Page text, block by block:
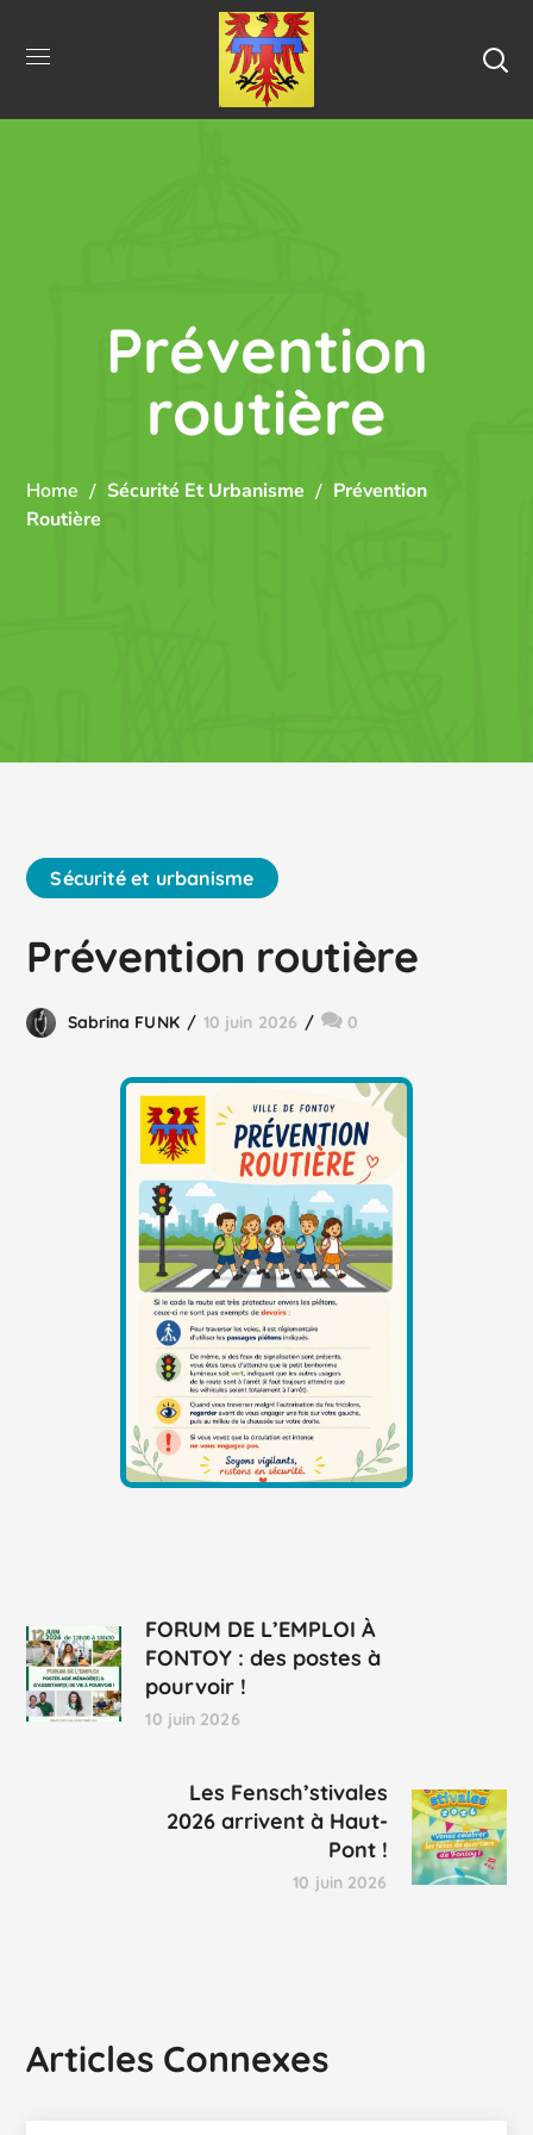
Prévention
routière
Home Sécurité Et Urbanisme
Prévention
Routière
Sécurité et urbanisme
Prévention routière
Sabrina FUNK 10 juin 2026 0
FORUM DE L’EMPLOI À
FONTOY : des postes à
pourvoir !
10 juin 2026
Les Fensch’stivales
2026 arrivent à Haut-
Pont !
10 juin 2026
Articles Connexes